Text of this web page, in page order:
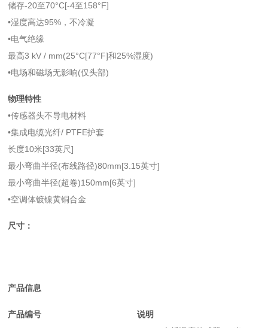
储存-20至70°C[-4至158°F]
•湿度高达95%，不冷凝
•电气绝缘
最高3 kV / mm(25°C[77°F]和25%湿度)
•电场和磁场无影响(仅头部)
物理特性
•传感器头不导电材料
•集成电缆光纤/ PTFE护套
长度10米[33英尺]
最小弯曲半径(布线路径)80mm[3.15英寸]
最小弯曲半径(超卷)150mm[6英寸]
•空调体镀镍黄铜合金
尺寸：
产品信息
产品编号 说明